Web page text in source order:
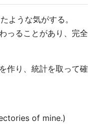
ような気がする。
っることがあり、完全
作り、統計を取って確
of mine.)